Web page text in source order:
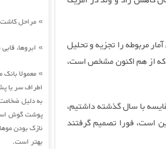
» مراحل
» ابروها،
» معمولا
اطراف سر یا
به دلیل
پوشت گوش
نازک بودن
بهتر است.
مربوطه را تجزیه و تحلیل
که از هم اکنون مشخص است،
با سال گذشته داشتیم،
چین است، فورا تصمیم گرفتند